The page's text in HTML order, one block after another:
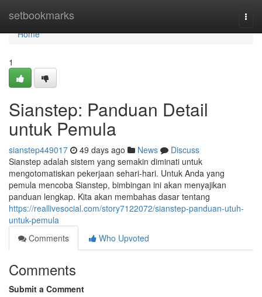
setbookmarks
Home
Home
1
Sianstep: Panduan Detail
untuk Pemula
sianstep449017 49 days ago News
Discuss
Sianstep adalah sistem yang semakin diminati untuk
mengotomatiskan pekerjaan sehari-hari. Untuk Anda yang
pemula mencoba Sianstep, bimbingan ini akan menyajikan
panduan lengkap. Kita akan membahas dasar tentang
https://reallivesocial.com/story7122072/sianstep-panduan-utuh-
untuk-pemula
Comments
Who Upvoted
Comments
Submit a Comment